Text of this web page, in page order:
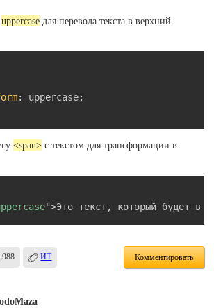
uppercase для перевода текста в верхний
: uppercase;
<span> с текстом для трансформации в
">Это текст, который будет в
ИТ Комментировать